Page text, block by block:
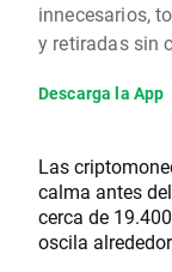
innecesarios,
y retiradas sin
Descarga la App
Las
calma antes
cerca de
oscila